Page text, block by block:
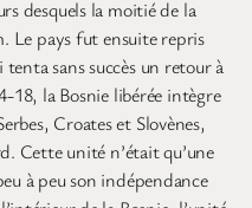
desquels la moitié de la
Le pays fut ensuite repris
sans succès un retour à
18, la Bosnie libérée intègre
Croates et Slovènes,
Cette unité n’était qu’une
à peu son indépendance